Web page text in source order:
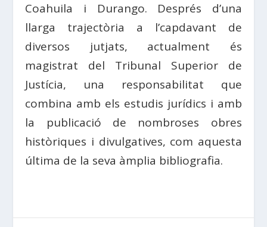
Coahuila i Durango. Després d’una
llarga trajectòria a l’capdavant de
diversos jutjats, actualment és
magistrat del Tribunal Superior de
Justícia, una responsabilitat que
combina amb els estudis jurídics i amb
la publicació de nombroses obres
històriques i divulgatives, com aquesta
última de la seva àmplia bibliografia.